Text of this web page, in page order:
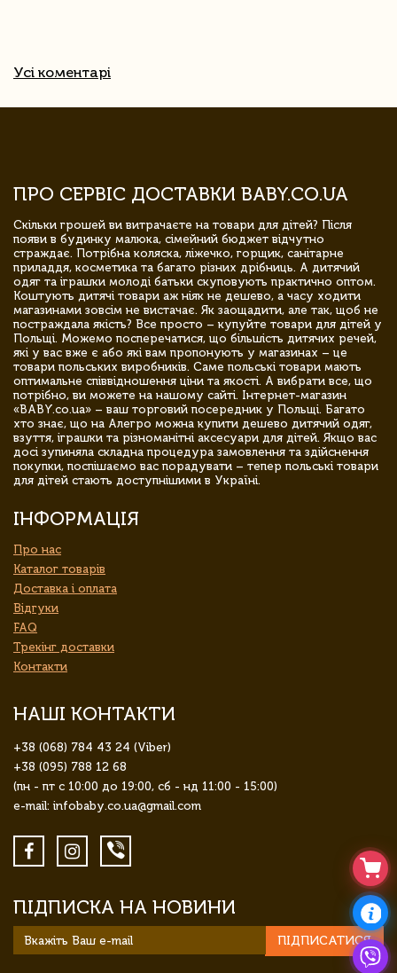
Усі коментарі
ПРО СЕРВІС ДОСТАВКИ BABY.CO.UA
Скільки грошей ви витрачаєте на товари для дітей? Після
появи в будинку малюка, сімейний бюджет відчутно
страждає. Потрібна коляска, ліжечко, горщик, санітарне
приладдя, косметика та багато різних дрібниць. А дитячий
одяг та іграшки молоді батьки скуповують практично оптом.
Коштують дитячі товари аж ніяк не дешево, а часу ходити
магазинами зовсім не вистачає. Як заощадити, але так, щоб не
постраждала якість? Все просто – купуйте товари для дітей у
Польщі. Можемо посперечатися, що більшість дитячих речей,
які у вас вже є або які вам пропонують у магазинах – це
товари польських виробників. Саме польські товари мають
оптимальне співвідношення ціни та якості. А вибрати все, що
потрібно, ви можете на нашому сайті. Інтернет-магазин
«BABY.co.ua» – ваш торговий посередник у Польщі. Багато
хто знає, що на Алегро можна купити дешево дитячий одяг,
взуття, іграшки та різноманітні аксесуари для дітей. Якщо вас
досі зупиняла складна процедура замовлення та здійснення
покупки, поспішаємо вас порадувати – тепер польські товари
для дітей стають доступнішими в Україні.
ІНФОРМАЦІЯ
Про нас
Каталог товарів
Доставка і оплата
Відгуки
FAQ
Трекінг доставки
Контакти
НАШІ КОНТАКТИ
+38 (068) 784 43 24 (Viber)
+38 (095) 788 12 68
(пн - пт с 10:00 до 19:00, сб - нд 11:00 - 15:00)
e-mail: infobaby.co.ua@gmail.com
ПІДПИСКА НА НОВИНИ
ПІДПИСАТИСЯ